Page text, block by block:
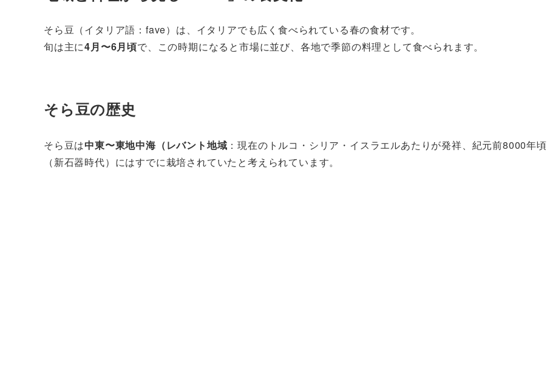
そら豆（イタリア語：fave）は、イタリアでも広く食べられている春の食材です。
旬は主に4月〜6月頃で、この時期になると市場に並び、各地で季節の料理として食べられます。
そら豆の歴史
そら豆は中東〜東地中海（レバント地域 ：現在のトルコ・シリア・イスラエルあたりが発祥、紀元前8000年頃
（新石器時代）にはすでに栽培されていたと考えられています。